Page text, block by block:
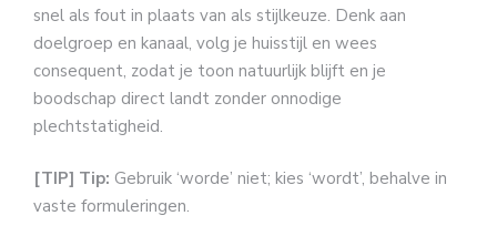
snel als fout in plaats van als stijlkeuze. Denk aan
doelgroep en kanaal, volg je huisstijl en wees
consequent, zodat je toon natuurlijk blijft en je
boodschap direct landt zonder onnodige
plechtstatigheid.
[TIP] Tip: Gebruik ‘worde’ niet; kies ‘wordt’, behalve in
vaste formuleringen.